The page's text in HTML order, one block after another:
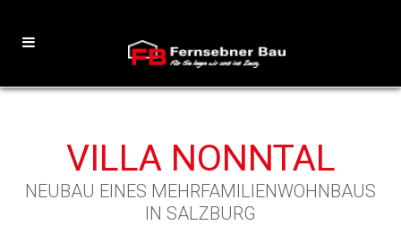
VILLA NONNTAL
NEUBAU EINES MEHRFAMILIENWOHNBAUS
IN SALZBURG